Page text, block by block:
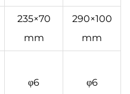
235×70
mm
290×100
mm
φ6 φ6